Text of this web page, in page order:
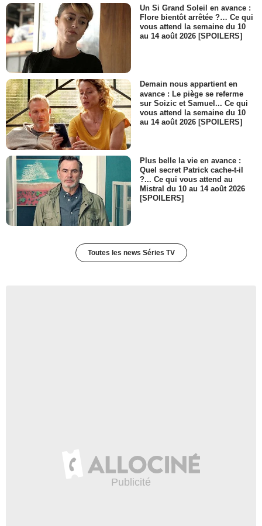
Un Si Grand Soleil en avance :
Flore bientôt arrêtée ?… Ce qui
vous attend la semaine du 10
au 14 août 2026 [SPOILERS]
Demain nous appartient en
avance : Le piège se referme
sur Soizic et Samuel... Ce qui
vous attend la semaine du 10
au 14 août 2026 [SPOILERS]
Plus belle la vie en avance :
Quel secret Patrick cache-t-il
?... Ce qui vous attend au
Mistral du 10 au 14 août 2026
[SPOILERS]
Toutes les news Séries TV